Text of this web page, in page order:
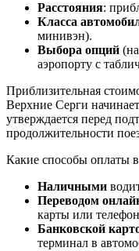
Расстояния:
Класса
минивэн).
Выбора опций
аэропорту с
Приблизительная
Верхние Серги
утверждается перед
продолжительности
Какие способы оплаты
Наличными
Переводом
карты или
Банковской
терминал в